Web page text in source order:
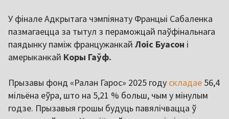
У фінале Адкрытага чэмпіянату Францыі Сабаленка
пазмагаецца за тытул з пераможцай паўфінальнага
паядынку паміж францужанкай Лоіс Буасон і
амерыканкай Коры Гаўф.
Прызавы фонд «Ралан Гарос» 2025 году складае 56,4
мільёна еўра, што на 5,21 % больш, чым у мінулым
годзе. Прызавыя грошы будуць павялічвацца ў